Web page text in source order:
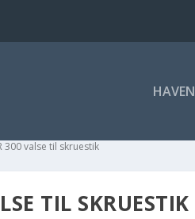
HAVEN
300 valse til skruestik
TIL SKRUESTIK